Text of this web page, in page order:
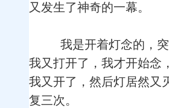
又发生了神奇的一幕。
我是开着灯念的，突
我又打开了，我才开始念
我又开了，然后灯居然又
复三次。